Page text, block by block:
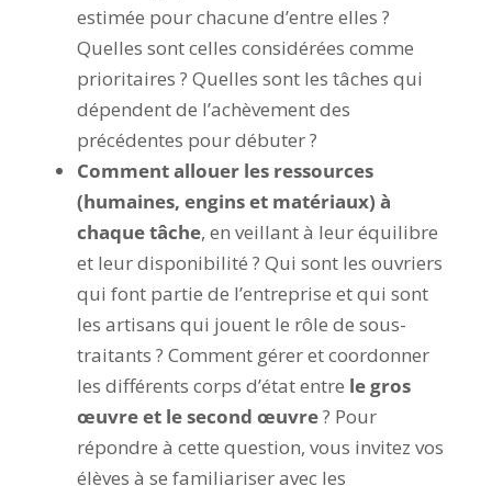
estimée pour chacune d’entre elles ?
Quelles sont celles considérées comme
prioritaires ? Quelles sont les tâches qui
dépendent de l’achèvement des
précédentes pour débuter ?
Comment allouer les ressources
(humaines, engins et matériaux) à
chaque tâche, en veillant à leur équilibre
et leur disponibilité ? Qui sont les ouvriers
qui font partie de l’entreprise et qui sont
les artisans qui jouent le rôle de sous-
traitants ? Comment gérer et coordonner
les différents corps d’état entre le gros
œuvre et le second œuvre? Pour
répondre à cette question, vous invitez vos
élèves à se familiariser avec les